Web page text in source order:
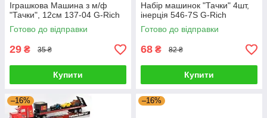
Іграшкова Машина з м/ф
"Тачки", 12см 137-04 G-Rich
Готово до відправки
29 ₴ 35 ₴
Купити
Набір машинок "Тачки" 4шт,
інерція 546-7S G-Rich
Готово до відправки
68 ₴ 82 ₴
Купити
–16% –16%